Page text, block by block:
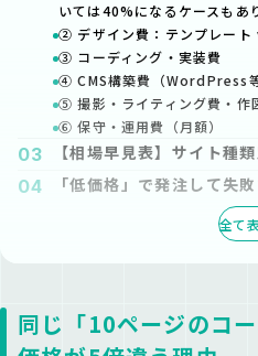
いては40%になるケースもあ
② デザイン費：テンプレート
③ コーディング・実装費
④ CMS構築費（WordPress等
⑤ 撮影・ライティング費・作
⑥ 保守・運用費（月額）
03
【相場早見表】サイト種
04
「低価格」で発注して失
パターン①：テンプレが合わ
パターン②：公開後の費用を
Step 1: RFP（提案依頼書）
Step 2: 見積もりを「項目別
全て
同じ「10ページのコ